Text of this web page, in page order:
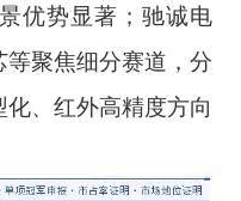
优势显著；驰诚电
聚焦细分赛道，分
、红外高精度方向